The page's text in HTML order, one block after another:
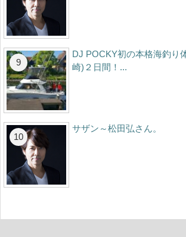
DJ POCKY初の本格海釣り
崎)２日間！...
サザン～松田弘さん。